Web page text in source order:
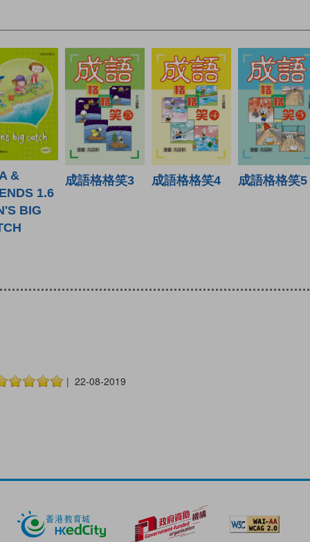
&
1.6
BIG
成語格格笑3 成語格格笑4 成語格格笑5
| 22-08-2019